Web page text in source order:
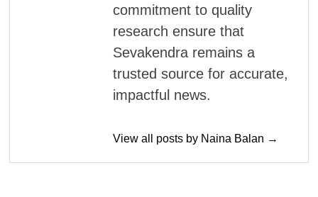
commitment to quality
research ensure that
Sevakendra remains a
trusted source for accurate,
impactful news.
View all posts by Naina Balan →